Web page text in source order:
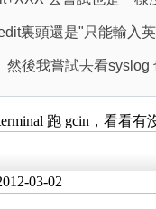
裏頭還是"只能輸入
後我嘗試去看syslog
跑 gcin，看看有
03-02